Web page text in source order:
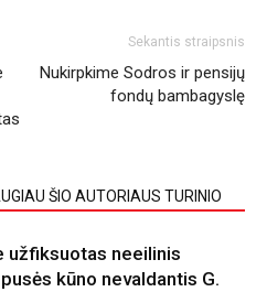
Sekantis straipsnis
Nukirpkime Sodros ir pensijų
fondų bambagyslę
ŠIO AUTORIAUS TURINIO
užfiksuotas neeilinis
kūno nevaldantis G.